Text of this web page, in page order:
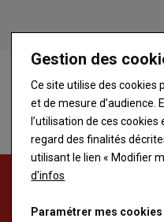
Gestion des
Ce site utilise des
et de mesure d’audience.
l’utilisation de ces
regard des finalités
utilisant le lien « Modifier
d'infos
Paramétrer mes cookies